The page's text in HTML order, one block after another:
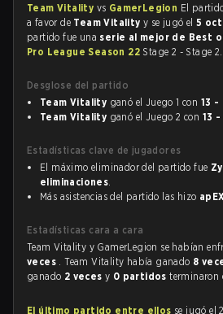
Team Vitality vs GamerLegion El
a favor de Team Vitalityy se jugó el5
partido fue una serie al mejor de Best
Pro League Season 22 Stage 2 - Stage 2.
Desglose del partido
Team Vitality ganó el Juego 1 con 13 -
Team Vitality ganó el Juego 2 con 13 -
Estadísticas clave de jugadores
El máximo eliminador del partido fue
eliminaciones.
Más asistencias del partido las hizo apEX
Estadísticas cara a cara
Team Vitality y GamerLegion se habían
veces . Team Vitality había ganado 8
ganado 2 vecesy 0 partidosterminaron
El último partido entre ellos se jugó el